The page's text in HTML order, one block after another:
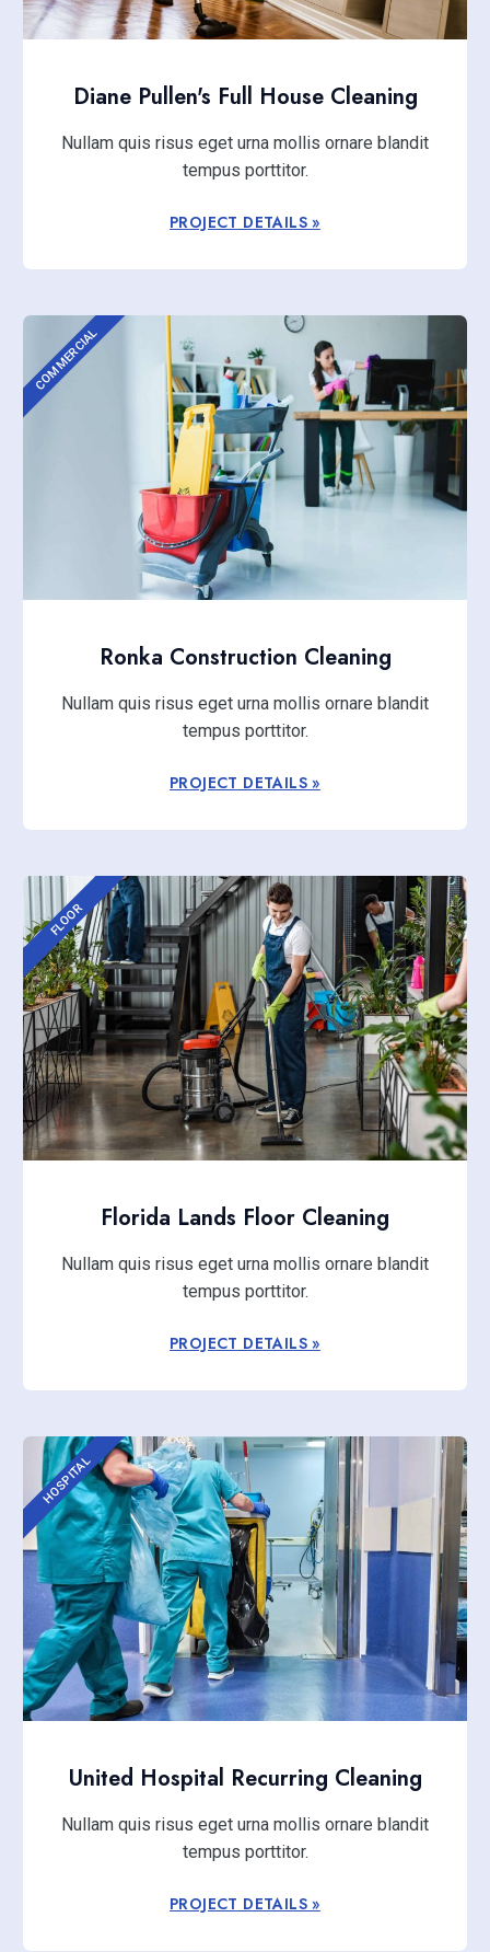
Diane Pullen's Full House Cleaning
Nullam quis risus eget urna mollis ornare blandit
tempus porttitor.
PROJECT DETAILS »
Ronka Construction Cleaning
Nullam quis risus eget urna mollis ornare blandit
tempus porttitor.
PROJECT DETAILS »
COMMERCIAL
Florida Lands Floor Cleaning
Nullam quis risus eget urna mollis ornare blandit
tempus porttitor.
PROJECT DETAILS »
FLOOR
United Hospital Recurring Cleaning
Nullam quis risus eget urna mollis ornare blandit
tempus porttitor.
PROJECT DETAILS »
HOSPITAL